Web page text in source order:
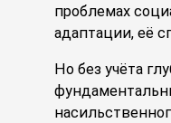
проблемах
адаптации, её
Но без учёта